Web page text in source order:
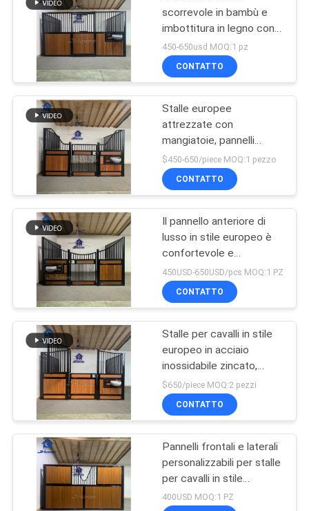
Rampa di
caricamento del
bestiame
Portoni d'acciaio
dell'azienda agricola
Attrezzatura di
movimentazione del
bestiame
scorrevole in bambù e
imbottitura in legno con
mangiatoia
personalizzabile
450-650usd MOQ:1 pz
CONTATTO
Stalle europee
attrezzate con
mangiatoie, pannelli
frontali, protezione
dall'umidità e
attrezzatura per cavalli
$450-650/piece MOQ:1 pezzo
CONTATTO
Il pannello anteriore di
lusso in stile europeo è
confortevole e
traspirante, adatto alle
aziende zootecniche.
450USD-650USD/pcs MOQ:1 PZ
CONTATTO
Stalle per cavalli in stile
europeo in acciaio
inossidabile zincato,
altezza 14 piedi
$650/piece MOQ:2 pezzi
CONTATTO
Pannelli frontali e laterali
personalizzabili per stalle
per cavalli in stile
europeo, traspiranti e
400USD MOQ:1 PZ